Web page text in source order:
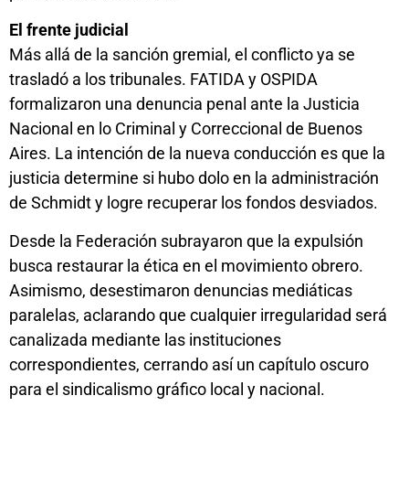
El frente judicial
Más allá de la sanción gremial, el conflicto ya se
trasladó a los tribunales. FATIDA y OSPIDA
formalizaron una denuncia penal ante la Justicia
Nacional en lo Criminal y Correccional de Buenos
Aires. La intención de la nueva conducción es que la
justicia determine si hubo dolo en la administración
de Schmidt y logre recuperar los fondos desviados.
Desde la Federación subrayaron que la expulsión
busca restaurar la ética en el movimiento obrero.
Asimismo, desestimaron denuncias mediáticas
paralelas, aclarando que cualquier irregularidad será
canalizada mediante las instituciones
correspondientes, cerrando así un capítulo oscuro
para el sindicalismo gráfico local y nacional.